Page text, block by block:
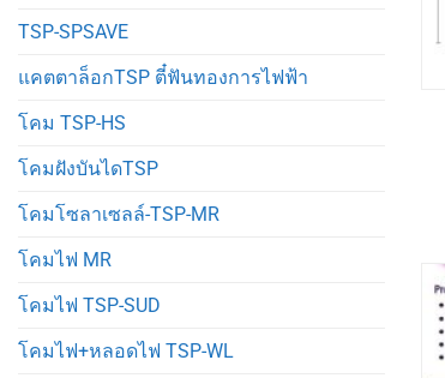
TSP-SPSAVE
แคตตาล็อกTSP ตี๋ฟันทองการไฟฟ้า
โคม TSP-HS
โคมฝังบันไดTSP
โคมโซลาเซลล์-TSP-MR
โคมไฟ MR
โคมไฟ TSP-SUD
โคมไฟ+หลอดไฟ TSP-WL